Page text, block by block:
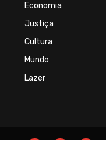
Economia
Justiça
Cultura
Mundo
Lazer